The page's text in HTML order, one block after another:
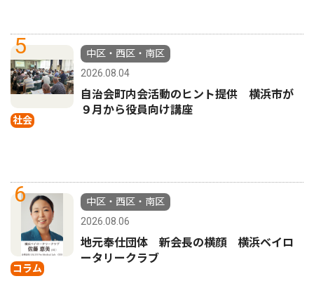
5
社会
中区・西区・南区
2026.08.04
自治会町内会活動のヒント提供 横浜市が
９月から役員向け講座
6
コラム
中区・西区・南区
2026.08.06
地元奉仕団体 新会長の横顔 横浜ベイロ
ータリークラブ